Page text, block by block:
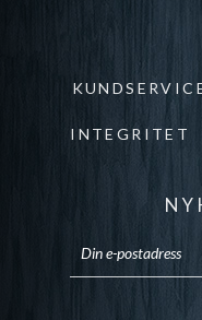
INTEGRITET